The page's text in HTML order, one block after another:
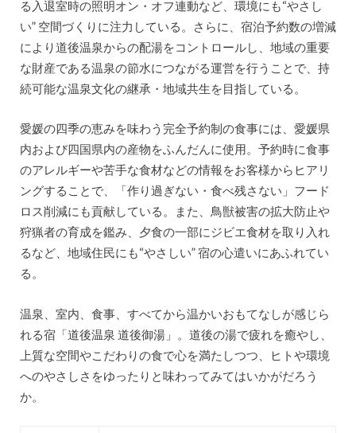
る入退室時の照明オン・オフ連動など、環境にも“やさし
い” 空間づくりに注力している。さらに、宿泊予約数の増減
により道後温泉からの配湯をコントロールし、地域の重要
な財産である温泉の節水につながる運営を行うことで、持
続可能な温泉文化の継承・地域共生を目指している。
愛媛の四季の恵みを味わう完全予約制の食事には、愛媛県
内および四国県内の産物をふんだんに使用。予約時に食事
のアレルギーや苦手な食材などの情報をお客様からヒアリ
ングすることで、「作り過ぎない・食べ残さない」フード
ロス削減にも貢献している。また、鳥獣被害の拡大防止や
狩猟者の育成を鑑み、夕食の一部にジビエ食材を取り入れ
るなど、地域住民にも“やさしい” 宿の心遣いにあふれてい
る。
温泉、室内、食事、すべてから温かいおもてなしが感じら
れる宿「道後温泉 道後御湯」。道後の湯で疲れを癒やし、
上質な空間やこだわりの食で心を満たしつつ、ヒトや環境
へのやさしさをゆったりと味わってみてはいかがだろう
か。